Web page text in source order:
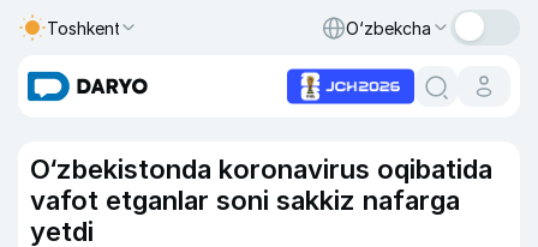
Toshkent O‘zbekcha
O‘zbekistonda koronavirus oqibatida
vafot etganlar soni sakkiz nafarga
yetdi